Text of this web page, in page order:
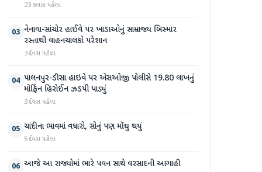
23 કલાક પહેલા
03 નેનાવા-સાંચોર હાઈવે પર ખાડાઓનું સામ્રાજ્ય બિસ્માર
રસ્તાથી વાહનચાલકો પરેશાન
3 દિવસ પહેલા
04 પાલનપુર-ડીસા હાઇવે પર એસઓજી પોલીસે 19.80 લાખનું
મોર્ફિન હિરોઈન ઝડપી પાડ્યું
3 દિવસ પહેલા
05 ચાંદીના ભાવમાં વધારો, સોનું પણ મોંઘુ થયું
5 દિવસ પહેલા
06 આજે આ રાજ્યોમાં ભારે પવન સાથે વરસાદની આગાહી